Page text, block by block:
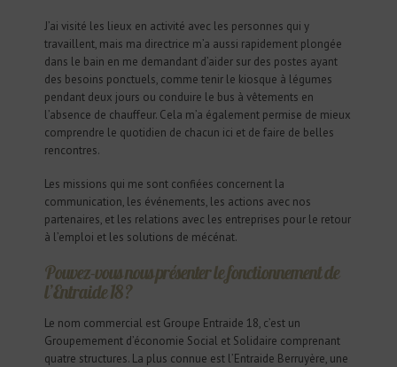
J’ai visité les lieux en activité avec les personnes qui y
travaillent, mais ma directrice m’a aussi rapidement plongée
dans le bain en me demandant d’aider sur des postes ayant
des besoins ponctuels, comme tenir le kiosque à légumes
pendant deux jours ou conduire le bus à vêtements en
l’absence de chauffeur. Cela m’a également permise de mieux
comprendre le quotidien de chacun ici et de faire de belles
rencontres.
Les missions qui me sont confiées concernent la
communication, les événements, les actions avec nos
partenaires, et les relations avec les entreprises pour le retour
à l’emploi et les solutions de mécénat.
Pouvez-vous nous présenter le fonctionnement de
l’Entraide 18 ?
Le nom commercial est Groupe Entraide 18, c’est un
Groupemement d’économie Social et Solidaire comprenant
quatre structures. La plus connue est l’Entraide Berruyère, une